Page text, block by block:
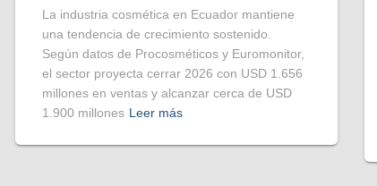
La industria cosmética en Ecuador mantiene
una tendencia de crecimiento sostenido.
Según datos de Procosméticos y Euromonitor,
el sector proyecta cerrar 2026 con USD 1.656
millones en ventas y alcanzar cerca de USD
1.900 millones Leer más